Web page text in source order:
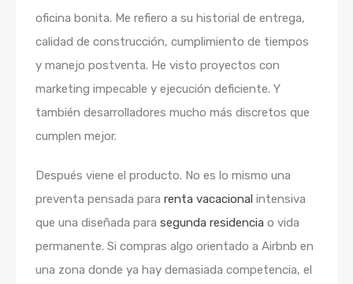
oficina bonita. Me refiero a su historial de entrega,
calidad de construcción, cumplimiento de tiempos
y manejo postventa. He visto proyectos con
marketing impecable y ejecución deficiente. Y
también desarrolladores mucho más discretos que
cumplen mejor.
Después viene el producto. No es lo mismo una
preventa pensada para renta vacacional intensiva
que una diseñada para segunda residencia o vida
permanente. Si compras algo orientado a Airbnb en
una zona donde ya hay demasiada competencia, el